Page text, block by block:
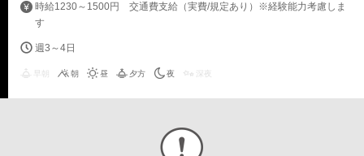
時給1230～1500円 交通費支給（実費/規定あり）※経験能力考慮しま
す
週3～4日
朝 昼 夕方 夜 深夜